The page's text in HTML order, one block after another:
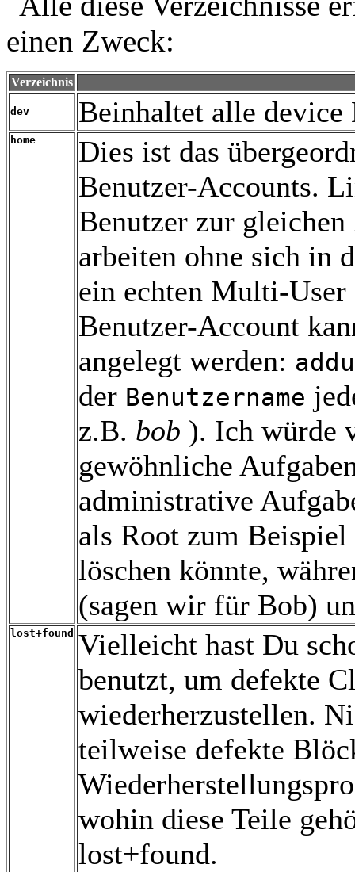
einen Zweck:
Verzeichnis
dev Beinhaltet alle device
home
Dies ist das
Benutzer-Accounts.
Benutzer zur
arbeiten ohne sich in
ein echten Multi-User
Benutzer-Account
angelegt werden:
der Benutzername
z.B. bob ). Ich würde
gewöhnliche
administrative
als Root zum Beispiel
löschen könnte,
(sagen wir für Bob)
lost+found Vielleicht hast Du
benutzt, um defekte
wiederherzustellen.
teilweise defekte
wohin diese Teile
lost+found.